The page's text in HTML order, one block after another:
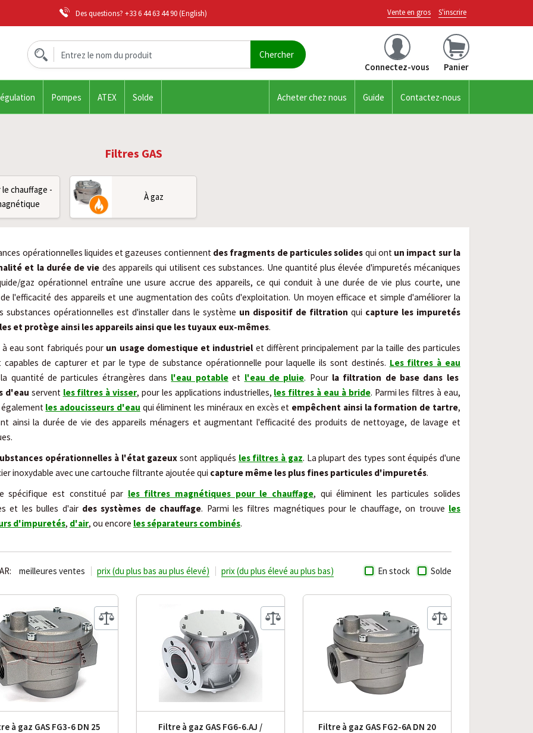
Des questions? +33 6 44 63 44 90(English) Vente en gros S'inscrire
Connectez-vous Panier
Pompes ATEX Solde Acheter chez nous Guide Contactez-nous
Filtres GAS
le chauffage -
À gaz
opérationnelles liquides et gazeuses contiennentdes fragments de particules solides qui ont un impact sur la
et la durée de vie des appareils qui utilisent ces substances. Une quantité plus élevée d'impuretés mécaniques
gaz opérationnel entraîne une usure accrue des appareils, ce qui conduit à une durée de vie plus courte, une
l'efficacité des appareils et une augmentation des coûts d'exploitation. Un moyen efficace et simple d'améliorer la
substances opérationnelles est d'installer dans le système un dispositif de filtration qui capture les impuretés
et protège ainsi les appareils ainsi que les tuyaux eux-mêmes.
eau sont fabriqués pour un usage domestique et industrielet diffèrent principalement par la taille des particules
capables de capturer et par le type de substance opérationnelle pour laquelle ils sont destinés. Les filtres à eau
quantité de particules étrangères dans l'eau potable et l'eau de pluie. Pour la filtration de base dans les
d'eau servent les filtres à visser, pour les applications industrielles, les filtres à eau à bride. Parmi les filtres à eau,
les adoucisseurs d'eau qui éliminent les minéraux en excès et empêchent ainsi la formation de tartre,
ainsi la durée de vie des appareils ménagers et augmentant l'efficacité des produits de nettoyage, de lavage et
opérationnelles à l'état gazeux sont appliqués les filtres à gaz. La plupart des types sont équipés d'une
inoxydable avec une cartouche filtrante ajoutée qui capture même les plus fines particules d'impuretés.
spécifique est constitué par les filtres magnétiques pour le chauffage, quiéliminent les particules solides
et les bulles d'air des systèmes de chauffage. Parmi les filtres magnétiques pour le chauffage, on trouve les
d'impuretés, d'air, ou encore les séparateurs combinés.
En stock Solde
meilleures ventes prix (du plus bas au plus élevé) prix (du plus élevé au plus bas)
à gaz GAS FG3-6 DN 25
Filtre à gaz GAS FG6-6.AJ /
Filtre à gaz GAS FG2-6A DN 20